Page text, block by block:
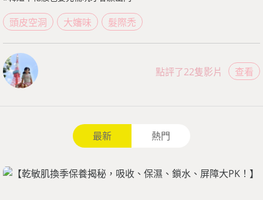
頭皮空洞 大嬸味 髮際禿
查看
點評了22隻影片
最新 熱門